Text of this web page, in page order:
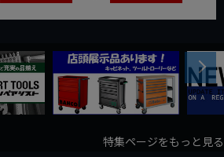
Next
特集ページをもっと見る